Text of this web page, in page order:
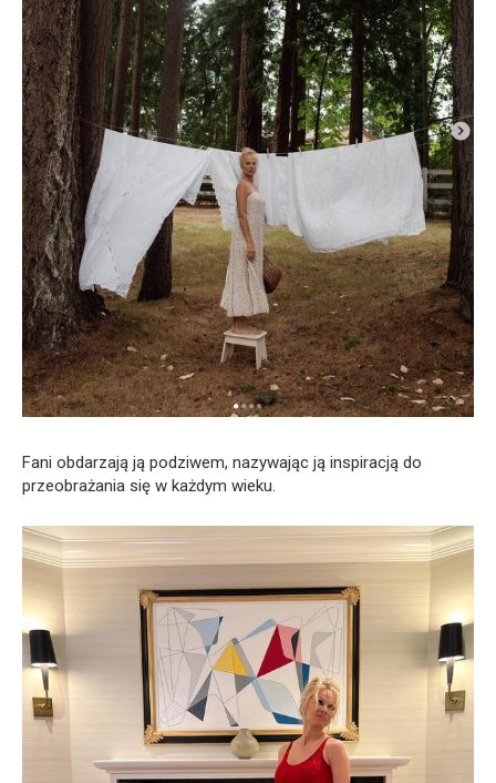
Fani obdarzają ją podziwem, nazywając ją inspiracją do
przeobrażania się w każdym wieku.